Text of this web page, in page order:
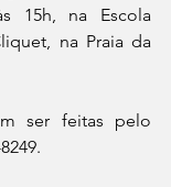
15h, na Escola
na Praia da
ser feitas pelo